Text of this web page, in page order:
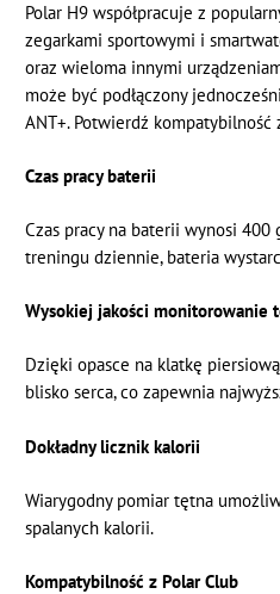
Polar H9 współpracuje z
zegarkami sportowymi i
oraz wieloma innymi
może być podłączony
ANT+. Potwierdź kompatybilność
Czas pracy baterii
Czas pracy na baterii wynosi 400
treningu dziennie, bateria
Wysokiej jakości monitorowanie
Dzięki opasce na klatkę
blisko serca, co zapewnia
Dokładny licznik kalorii
Wiarygodny pomiar tętna
spalanych kalorii.
Kompatybilność z Polar Club